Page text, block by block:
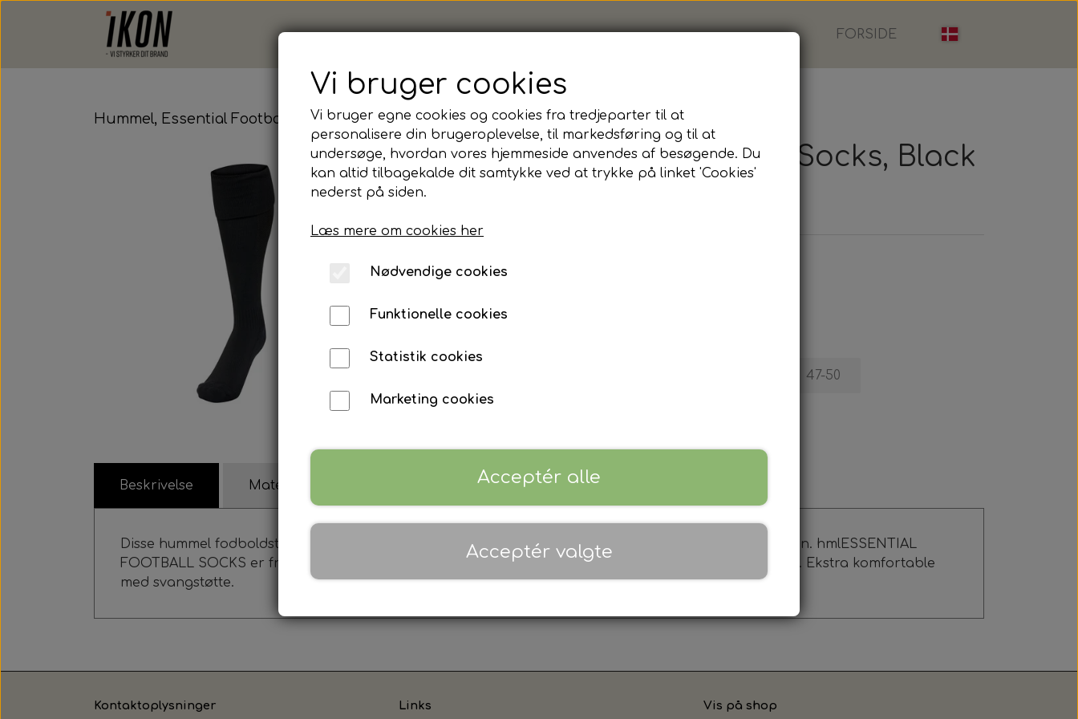
FORSIDE
Hummel, Essential Football Socks, Black
Hummel, Essential Football Socks, Black
27-30
Svangstøtte
47-50
Beskrivelse Materiale
Disse hummel fodboldstrømper bruger fugtafledningsteknologi til at holde dine fødder tørre på banen. hmlESSENTIAL
FOOTBALL SOCKS er fremstillet af genanvendt polyester-blandingsstof og er slidstærke og praktiske. Ekstra komfortable
med svangstøtte.
Kontaktoplysninger Links Vis på shop
Vi bruger cookies
Vi bruger egne cookies og cookies fra tredjeparter til at
personalisere din brugeroplevelse, til markedsføring og til at
undersøge, hvordan vores hjemmeside anvendes af besøgende. Du
kan altid tilbagekalde dit samtykke ved at trykke på linket 'Cookies'
nederst på siden.
Læs mere om cookies her
Nødvendige cookies
Funktionelle cookies
Statistik cookies
Marketing cookies
Acceptér alle
Acceptér valgte